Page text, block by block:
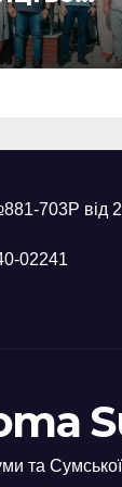
703Р від
02241
та Сумської